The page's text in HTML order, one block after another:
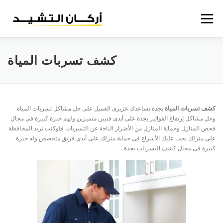
المحتوى
القائمة
الرئيسية خدمات الشركة
كشف تسربات المياة
كشف تسربات المياة بجدة تساعدك عزيزى العميل على حل مشاكل تسربات المياة
وحل مشاكل إرتفاع الفواتير بجدة على أيدى فنيين متميزين ولهم خبرة كبيرة فى مجال
فحص المنازل وحماية المنازل من الأضرار الناجة عن التسربات فلوكنت تريد المحافظة
على منزلك يجب عليك الأسراع فى حماية منزلك على أيدى فريق متخصص وله خبرة
كبيرة فى مجال كشف التسربات بجدة .